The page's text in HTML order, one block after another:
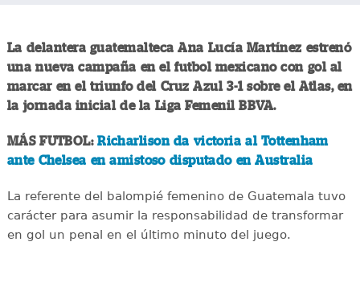
La delantera guatemalteca Ana Lucía Martínez estrenó
una nueva campaña en el futbol mexicano con gol al
marcar en el triunfo del Cruz Azul 3-1 sobre el Atlas, en
la jornada inicial de la Liga Femenil BBVA.
MÁS FUTBOL:Richarlison da victoria al Tottenham
ante Chelsea en amistoso disputado en Australia
La referente del balompié femenino de Guatemala tuvo
carácter para asumir la responsabilidad de transformar
en gol un penal en el último minuto del juego.